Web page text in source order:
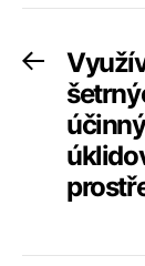
pro
Previous
post: